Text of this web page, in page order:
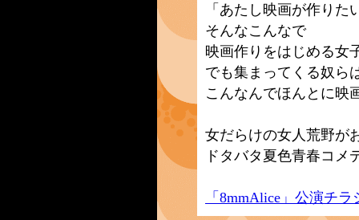
「あたし映画が作りた
そんなこんなで
映画作りをはじめる女
でも集まってくる奴ら
こんなんでほんとに映
女だらけの女人荒野が
ドタバタ夏色青春コメ
「8mmAlice」公演チラ